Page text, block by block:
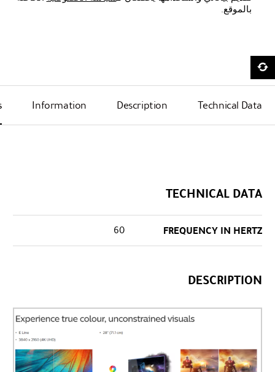
بالموقع.
Technical Data
Description
Information
TECHNICAL DATA
FREQUENCY IN HERTZ
60
DESCRIPTION